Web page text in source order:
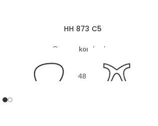
HH 873 C5
Oprawy korekcyjne
48